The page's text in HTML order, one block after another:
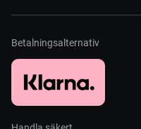
Betalningsalternativ